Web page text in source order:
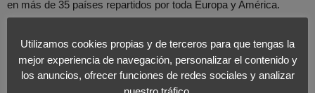
en más de 35 países repartidos por toda Europa y América.
Esta tendencia al equilibrio entre el mercado interior y exterior,
cuando no la preponderancia del externo de manera
determinante, es una tendencia necesaria para competir en estos
Utilizamos cookies propias y de terceros para que tengas la
mejor experiencia de navegación, personalizar el contenido y
los anuncios, ofrecer funciones de redes sociales y analizar